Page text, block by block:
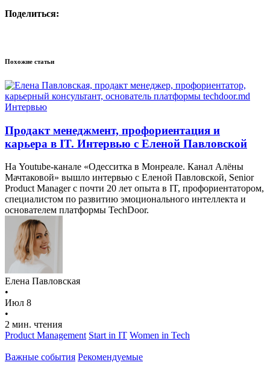
Поделиться:
Похожие статьи
Интервью
Продакт менеджмент, профориентация и
карьера в IT. Интервью с Еленой Павловской
На Youtube-канале «Одесситка в Монреале. Канал Алёны
Мачтаковой» вышло интервью с Еленой Павловской, Senior
Product Manager с почти 20 лет опыта в IT, профориентатором,
специалистом по развитию эмоционального интеллекта и
основателем платформы TechDoor.
Елена Павловская
•
Июл 8
•
2 мин. чтения
Product Management Start in IT Women in Tech
Важные события Рекомендуемые